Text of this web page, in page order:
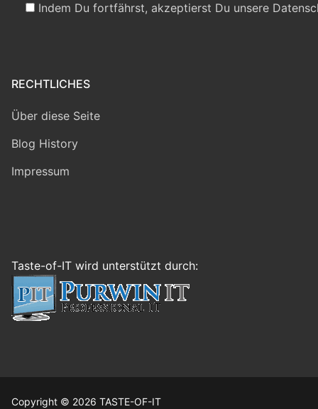
Indem Du fortfährst, akzeptierst Du unsere
RECHTLICHES
Über diese Seite
Blog History
Impressum
Taste-of-IT wird unterstützt durch:
Copyright © 2026 TASTE-OF-IT